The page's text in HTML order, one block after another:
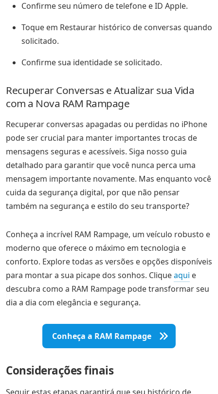
Confirme seu número de telefone e ID Apple.
Toque em Restaurar histórico de conversas quando
solicitado.
Confirme sua identidade se solicitado.
Recuperar Conversas e Atualizar sua Vida
com a Nova RAM Rampage
Recuperar conversas apagadas ou perdidas no iPhone
pode ser crucial para manter importantes trocas de
mensagens seguras e acessíveis. Siga nosso guia
detalhado para garantir que você nunca perca uma
mensagem importante novamente. Mas enquanto você
cuida da segurança digital, por que não pensar
também na segurança e estilo do seu transporte?
Conheça a incrível RAM Rampage, um veículo robusto e
moderno que oferece o máximo em tecnologia e
conforto. Explore todas as versões e opções disponíveis
para montar a sua picape dos sonhos. Cliqueaqui e
descubra como a RAM Rampage pode transformar seu
dia a dia com elegância e segurança.
Conheça a RAM Rampage
Considerações finais